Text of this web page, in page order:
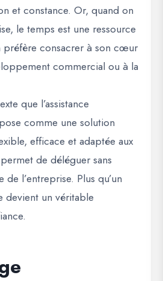
et constance. Or, quand on
le temps est une ressource
préfère consacrer à son cœur
commercial ou à la
que l’assistance
comme une solution
efficace et adaptée aux
de déléguer sans
l’entreprise. Plus qu’un
devient un véritable